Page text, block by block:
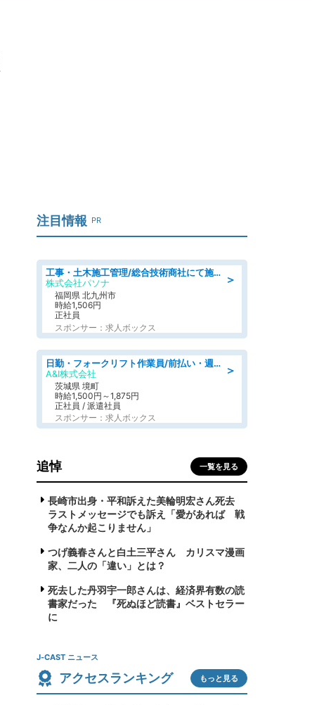
注目情報 PR
＞
工事・土木施工管理/総合技術商社にて施工管理のお仕事/即日勤務可/車通勤可/工事・土木施工管理/生産・品質管理
株式会社パソナ
福岡県 北九州市
時給1,506円
正社員
スポンサー：求人ボックス
＞
日勤・フォークリフト作業員/前払い・週払い制度あり/長期安定/有給とりやすい/環境充実
A&I株式会社
茨城県 境町
時給1,500円～1,875円
正社員 / 派遣社員
スポンサー：求人ボックス
追悼 一覧を見る
長崎市出身・平和訴えた美輪明宏さん死去
ラストメッセージでも訴え「愛があれば 戦
争なんか起こりません」
つげ義春さんと白土三平さん カリスマ漫画
家、二人の「違い」とは？
死去した丹羽宇一郎さんは、経済界有数の読
書家だった 『死ぬほど読書』ベストセラー
に
J-CAST ニュース
アクセスランキング もっと見る